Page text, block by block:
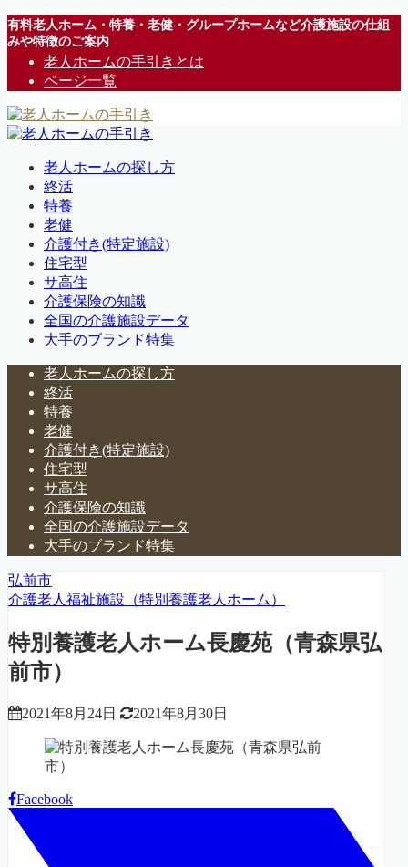
有料老人ホーム・特養・老健・グループホームなど介護施設の仕組
みや特徴のご案内
老人ホームの手引きとは
ページ一覧
老人ホームの探し方
終活
特養
老健
介護付き(特定施設)
住宅型
サ高住
介護保険の知識
全国の介護施設データ
大手のブランド特集
老人ホームの探し方
終活
特養
老健
介護付き(特定施設)
住宅型
サ高住
介護保険の知識
全国の介護施設データ
大手のブランド特集
弘前市
介護老人福祉施設（特別養護老人ホーム）
特別養護老人ホーム長慶苑（青森県弘
前市）
2021年8月24日 2021年8月30日
Facebook